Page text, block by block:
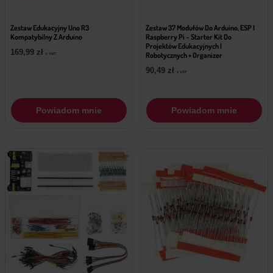
Zestaw Edukacyjny Uno R3
Kompatybilny Z Arduino
169,99 zł z VAT
Powiadom mnie
Zestaw 37 Modułów Do Arduino, ESP I
Raspberry Pi – Starter Kit Do
Projektów Edukacyjnych I
Robotycznych + Organizer
90,49 zł z VAT
Powiadom mnie